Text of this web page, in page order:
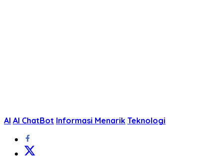
AI AI ChatBot Informasi Menarik Teknologi